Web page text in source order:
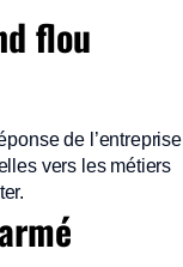
flou
de l’entreprise
vers les métiers